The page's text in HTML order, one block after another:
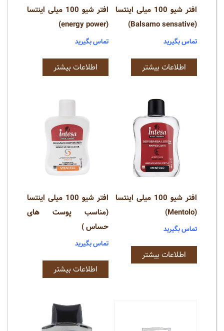
افتر شیو 100 میلی اینتسا
(Balsamo sensative)
تماس بگیرید
اطلاعات بیشتر
افتر شیو 100 میلی اینتسا
(energy power)
تماس بگیرید
اطلاعات بیشتر
افتر شیو 100 میلی اینتسا
(Mentolo)
تماس بگیرید
اطلاعات بیشتر
افتر شیو 100 میلی اینتسا
(مناسب پوست های
حساس )
تماس بگیرید
اطلاعات بیشتر